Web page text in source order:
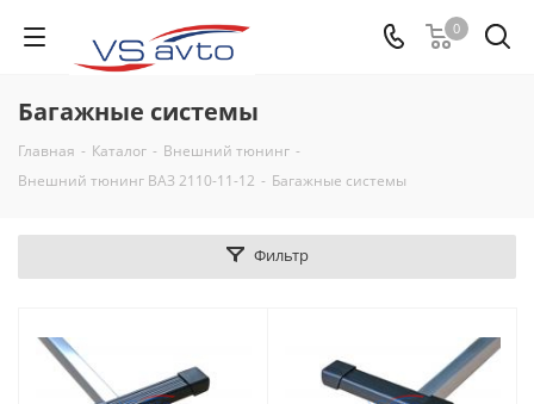
0
Багажные системы
Главная - Каталог - Внешний тюнинг -
Внешний тюнинг ВАЗ 2110-11-12 - Багажные системы
Фильтр